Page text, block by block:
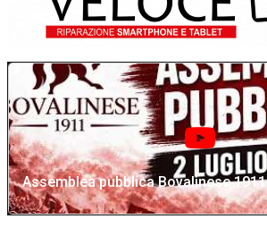
Assemblea pubblica Bovalinese 1911